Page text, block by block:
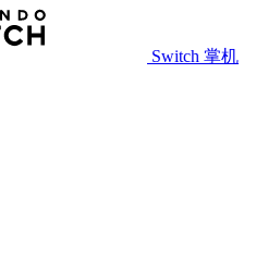
Switch 掌机